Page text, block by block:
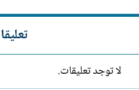
لا توجد تعليقات.